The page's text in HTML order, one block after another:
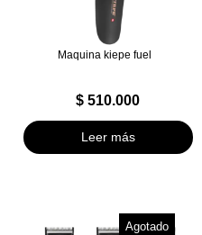
Maquina kiepe fuel
$ 510.000
Leer más
Agotado